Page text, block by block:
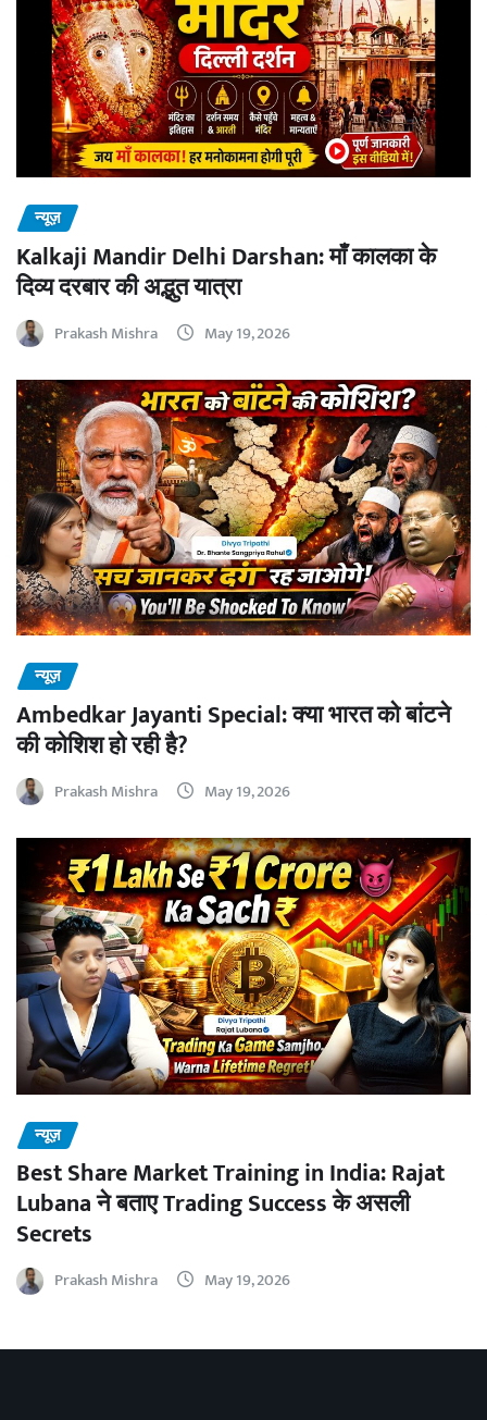
न्यूज़
Kalkaji Mandir Delhi Darshan: माँ कालका के
दिव्य दरबार की अद्भुत यात्रा
Prakash Mishra May 19, 2026
न्यूज़
Ambedkar Jayanti Special: क्या भारत को बांटने
की कोशिश हो रही है?
Prakash Mishra May 19, 2026
न्यूज़
Best Share Market Training in India: Rajat
Lubana ने बताए Trading Success के असली
Secrets
Prakash Mishra May 19, 2026